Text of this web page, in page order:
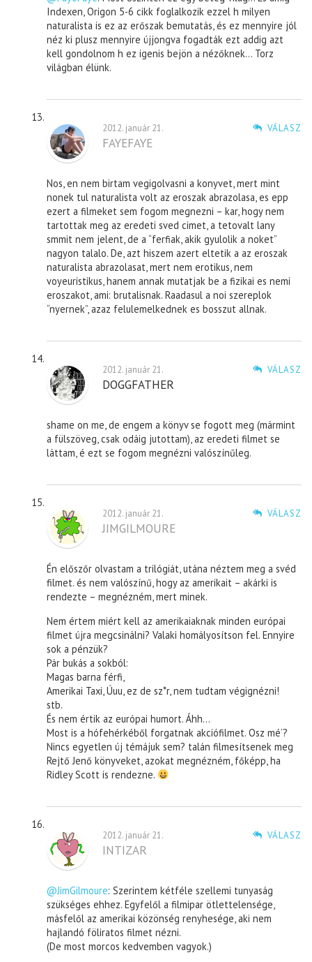
Indexen, Origon 5-6 cikk foglalkozik ezzel h milyen
naturalista is ez az erőszak bemutatás, és ez mennyire jól
néz ki plusz mennyire újjongva fogadták ezt addig azt
kell gondolnom h ez igenis bejön a nézőknek… Torz
világban élünk.
VÁLASZ
2012. január 21.
FAYEFAYE
Nos, en nem birtam vegigolvasni a konyvet, mert mint
nonek tul naturalista volt az eroszak abrazolasa, es epp
ezert a filmeket sem fogom megnezni – kar, hogy nem
tartottak meg az eredeti sved cimet, a tetovalt lany
smmit nem jelent, de a “ferfiak, akik gyulolik a noket”
nagyon talalo. De, azt hiszem azert eltetik a az eroszak
naturalista abrazolasat, mert nem erotikus, nem
voyeuristikus, hanem annak mutatjak be a fizikai es nemi
eroszakot, ami: brutalisnak. Raadasul a noi szereplok
“nyernek”, azaz felulemelkednek es bosszut allnak.
VÁLASZ
2012. január 21.
DOGGFATHER
shame on me, de engem a könyv se fogott meg (mármint
a fülszöveg, csak odáig jutottam), az eredeti filmet se
láttam, é ezt se fogom megnézni valószínűleg.
VÁLASZ
2012. január 21.
JIMGILMOURE
Én előszőr olvastam a trilógiát, utána néztem meg a svéd
filmet. és nem valószínű, hogy az amerikait – akárki is
rendezte – megnézném, mert minek.
Nem értem miért kell az amerikaiaknak minden európai
filmet újra megcsinálni? Valaki homályosítson fel. Ennyire
sok a pénzük?
Pár bukás a sokból:
Magas barna férfi,
Amerikai Taxi, Úuu, ez de sz*r, nem tudtam végignézni!
stb.
És nem értik az európai humort. Áhh…
Most is a hófehérkéből forgatnak akciófilmet. Osz mé’?
Nincs egyetlen új témájuk sem? talán filmesítsenek meg
Rejtő Jenő könyveket, azokat megnézném, főképp, ha
Ridley Scott is rendezne.
VÁLASZ
2012. január 21.
INTIZAR
@JimGilmoure: Szerintem kétféle szellemi tunyaság
szükséges ehhez. Egyfelől a filmipar ötlettelensége,
másfelől az amerikai közönség renyhesége, aki nem
hajlandó föliratos filmet nézni.
(De most morcos kedvemben vagyok.)